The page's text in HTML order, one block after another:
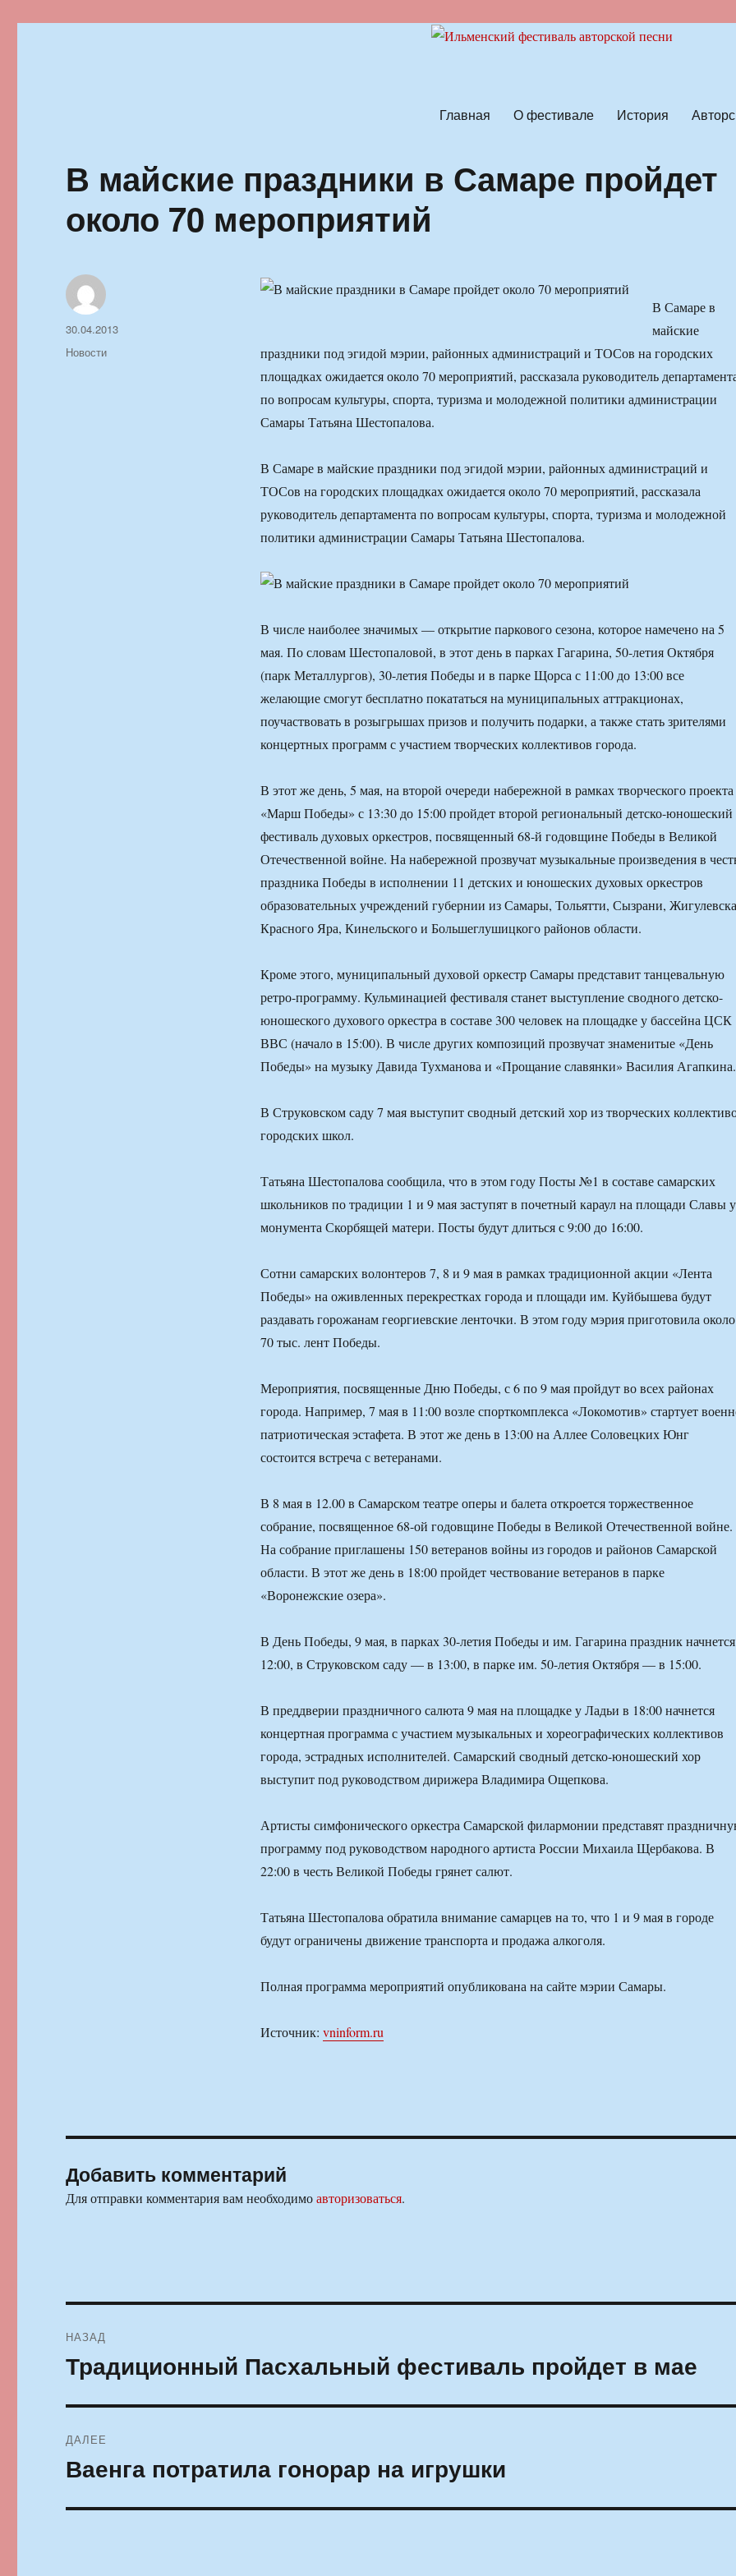
Главная О фестивале История
В майские праздники в Самаре пройдет
около 70 мероприятий
В Самаре в
майские
праздники под эгидой мэрии, районных администраций и ТОСов на городских
площадках ожидается около 70 мероприятий, рассказала руководитель
по вопросам культуры, спорта, туризма и молодежной политики администрации
Самары Татьяна Шестопалова.
В Самаре в майские праздники под эгидой мэрии, районных администраций и
ТОСов на городских площадках ожидается около 70 мероприятий, рассказала
руководитель департамента по вопросам культуры, спорта, туризма и молодежной
политики администрации Самары Татьяна Шестопалова.
В числе наиболее значимых — открытие паркового сезона, которое намечено на 5
мая. По словам Шестопаловой, в этот день в парках Гагарина, 50-летия Октября
(парк Металлургов), 30-летия Победы и в парке Щорса с 11:00 до 13:00 все
желающие смогут бесплатно покататься на муниципальных аттракционах,
поучаствовать в розыгрышах призов и получить подарки, а также стать зрителями
концертных программ с участием творческих коллективов города.
В этот же день, 5 мая, на второй очереди набережной в рамках творческого проекта
«Марш Победы» с 13:30 до 15:00 пройдет второй региональный детско-юношеский
фестиваль духовых оркестров, посвященный 68-й годовщине Победы в Великой
Отечественной войне. На набережной прозвучат музыкальные произведения в
праздника Победы в исполнении 11 детских и юношеских духовых оркестров
образовательных учреждений губернии из Самары, Тольятти, Сызрани,
Красного Яра, Кинельского и Большеглушицкого районов области.
Кроме этого, муниципальный духовой оркестр Самары представит танцевальную
ретро-программу. Кульминацией фестиваля станет выступление сводного детско-
юношеского духового оркестра в составе 300 человек на площадке у бассейна ЦСК
ВВС (начало в 15:00). В числе других композиций прозвучат знаменитые «День
Победы» на музыку Давида Тухманова и «Прощание славянки» Василия Агапкина.
В Струковском саду 7 мая выступит сводный детский хор из творческих
городских школ.
Татьяна Шестопалова сообщила, что в этом году Посты №1 в составе самарских
школьников по традиции 1 и 9 мая заступят в почетный караул на площади Славы у
монумента Скорбящей матери. Посты будут длиться с 9:00 до 16:00.
Сотни самарских волонтеров 7, 8 и 9 мая в рамках традиционной акции «Лента
Победы» на оживленных перекрестках города и площади им. Куйбышева будут
раздавать горожанам георгиевские ленточки. В этом году мэрия приготовила около
70 тыс. лент Победы.
Мероприятия, посвященные Дню Победы, с 6 по 9 мая пройдут во всех районах
города. Например, 7 мая в 11:00 возле спорткомплекса «Локомотив» стартует
патриотическая эстафета. В этот же день в 13:00 на Аллее Соловецких Юнг
состоится встреча с ветеранами.
В 8 мая в 12.00 в Самарском театре оперы и балета откроется торжественное
собрание, посвященное 68-ой годовщине Победы в Великой Отечественной войне.
На собрание приглашены 150 ветеранов войны из городов и районов Самарской
области. В этот же день в 18:00 пройдет чествование ветеранов в парке
«Воронежские озера».
В День Победы, 9 мая, в парках 30-летия Победы и им. Гагарина праздник
12:00, в Струковском саду — в 13:00, в парке им. 50-летия Октября — в 15:00.
В преддверии праздничного салюта 9 мая на площадке у Ладьи в 18:00 начнется
концертная программа с участием музыкальных и хореографических коллективов
города, эстрадных исполнителей. Самарский сводный детско-юношеский хор
выступит под руководством дирижера Владимира Ощепкова.
Артисты симфонического оркестра Самарской филармонии представят
программу под руководством народного артиста России Михаила Щербакова. В
22:00 в честь Великой Победы грянет салют.
Татьяна Шестопалова обратила внимание самарцев на то, что 1 и 9 мая в городе
будут ограничены движение транспорта и продажа алкоголя.
Полная программа мероприятий опубликована на сайте мэрии Самары.
Источник: vninform.ru
Автор
Опубликовано
30.04.2013
Рубрики
Новости
Добавить комментарий
Для отправки комментария вам необходимоавторизоваться.
по
НАЗАД
Предыдущая
запись:
Традиционный Пасхальный фестиваль пройдет в мае
ДАЛЕЕ
Следующая
Ваенга потратила гонорар на игрушки